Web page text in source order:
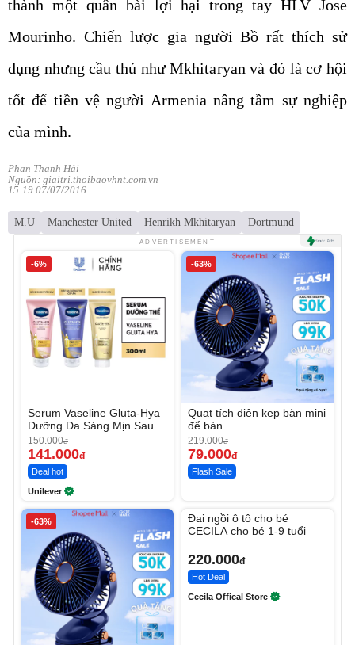
thành một quân bài lợi hại trong tay HLV Jose
Mourinho. Chiến lược gia người Bồ rất thích sử
dụng nhưng cầu thủ như Mkhitaryan và đó là cơ hội
tốt để tiền vệ người Armenia nâng tầm sự nghiệp
của mình.
Phan Thanh Hải
Nguồn: giaitri.thoibaovhnt.com.vn
15:19 07/07/2016
M.U Manchester United Henrikh Mkhitaryan Dortmund
ADVERTISEMENT
-6%
Serum Vaseline Gluta-Hya
Dưỡng Da Sáng Mịn Sau 7
Ngày
150.000đ
141.000đ
Deal hot
Unilever
-63%
Quạt tích điện kẹp bàn mini
để bàn
219.000đ
79.000đ
Flash Sale
-63%
Đai ngồi ô tô cho bé
CECILA cho bé 1-9 tuổi
220.000đ
Hot Deal
Cecila Offical Store